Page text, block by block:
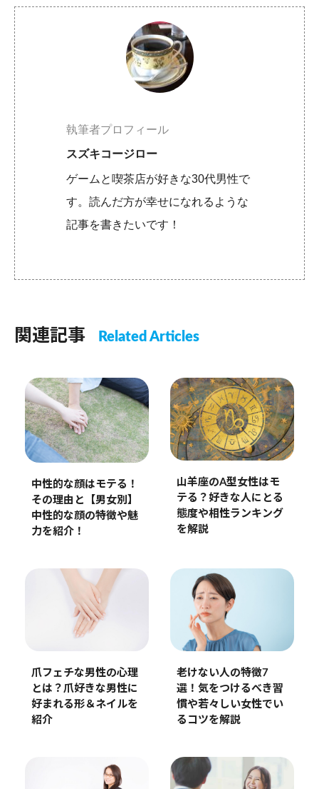
執筆者プロフィール
スズキコージロー
ゲームと喫茶店が好きな30代男性で
す。読んだ方が幸せになれるような
記事を書きたいです！
関連記事 Related Articles
中性的な顔はモテる！
その理由と【男女別】
中性的な顔の特徴や魅
力を紹介！
山羊座のA型女性はモ
テる？好きな人にとる
態度や相性ランキング
を解説
爪フェチな男性の心理
とは？爪好きな男性に
好まれる形＆ネイルを
紹介
老けない人の特徴7
選！気をつけるべき習
慣や若々しい女性でい
るコツを解説